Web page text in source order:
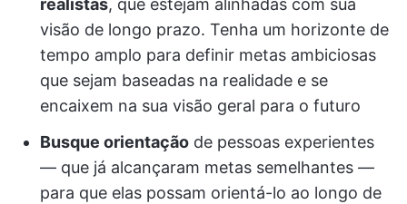
realistas, que estejam alinhadas com sua
visão de longo prazo. Tenha um horizonte de
tempo amplo para definir metas ambiciosas
que sejam baseadas na realidade e se
encaixem na sua visão geral para o futuro
Busque orientação de pessoas experientes
— que já alcançaram metas semelhantes —
para que elas possam orientá-lo ao longo de